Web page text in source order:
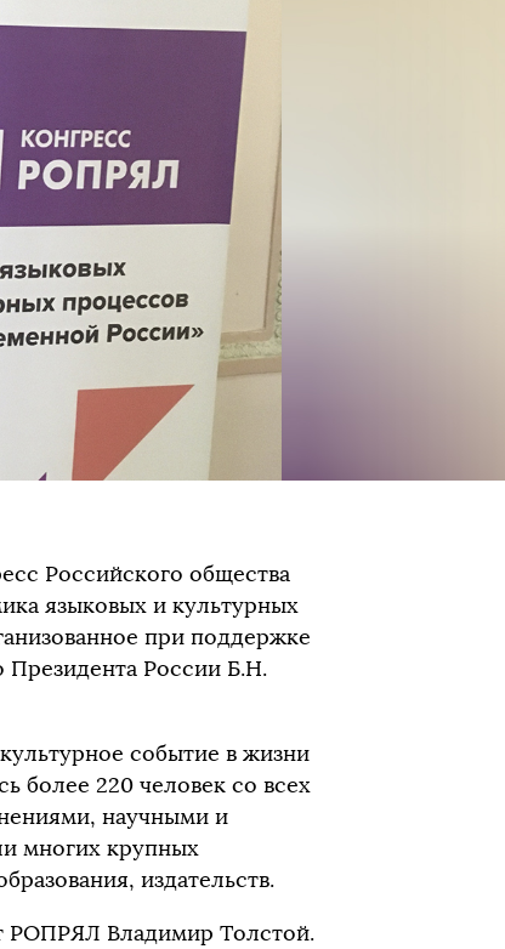
Российского общества
языковых и культурных
при поддержке
России Б.Н.
событие в жизни
более 220 человек со всех
научными и
многих крупных
издательств.
РОПРЯЛ Владимир Толстой.